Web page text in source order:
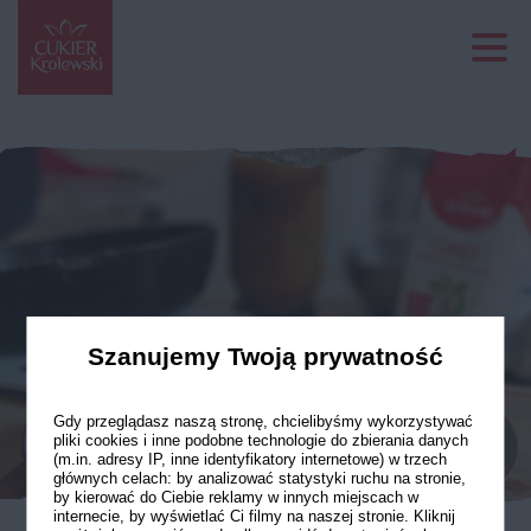
Szanujemy Twoją prywatność
Gdy przeglądasz naszą stronę, chcielibyśmy wykorzystywać
pliki cookies i inne podobne technologie do zbierania danych
(m.in. adresy IP, inne identyfikatory internetowe) w trzech
głównych celach: by analizować statystyki ruchu na stronie,
by kierować do Ciebie reklamy w innych miejscach w
internecie, by wyświetlać Ci filmy na naszej stronie. Kliknij